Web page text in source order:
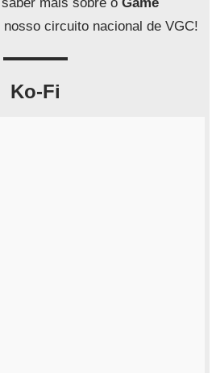
mais sobre o Game
nosso circuito nacional de VGC!
Ko-Fi